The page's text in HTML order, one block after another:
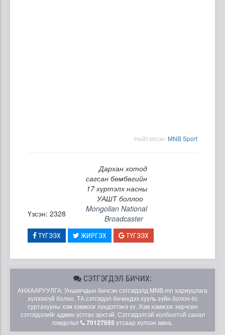
Нийтэлсэн: MNB Sport
Дархан хотод
сагсан бөмбөгийн
17 хүртэлх насны
УАШТ боллоо
Үзсэн: 2328
Mongolian National
Broadcaster
ТҮГЭЭХ ЖИРГЭХ ТҮГЭЭХ
СЭТГЭГДЭЛ БИЧИХ:
АНХААРУУЛГА: Уншигчдын бичсэн сэтгэгдэлд MNB.mn хариуцлага
хүлээхгүй болно. ТА сэтгэгдэл бичихдээ хууль зүйн болон ёс
суртахууны хэм хэмжээг хүндэтгэнэ үү. Хэм хэмжээг зөрчсөн
сэтгэгдэлийг админ устгах эрхтэй. Сэтгэгдэлтэй холбоотой санал
гомдолыг
70127055 утсаар хүлээн авна.